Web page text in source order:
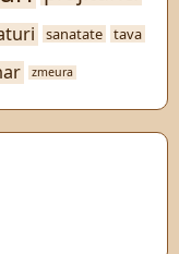
sanatate tava
zmeura